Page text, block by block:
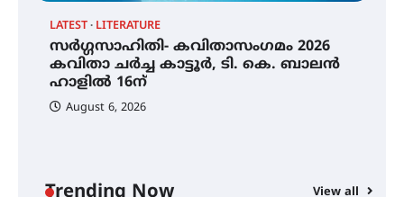
LATEST LITERATURE
സർഗ്ഗസാഹിതി- കവിതാസംഗമം 2026
കവിതാ ചർച്ച കാട്ടൂർ, ടി. കെ. ബാലൻ
ഹാളിൽ 16ന്
August 6, 2026
View all
തേലപ്പിളളി പാറേമൽ വറീത്
തോമാസ് (69) അന്തരിച്ചു